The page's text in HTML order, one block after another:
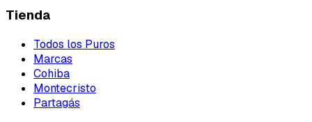
Tienda
Todos los Puros
Marcas
Cohiba
Montecristo
Partagás